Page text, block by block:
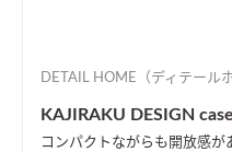
DETAIL HOME（ディテール
KAJIRAKU DESIGN
コンパクトながらも開放感